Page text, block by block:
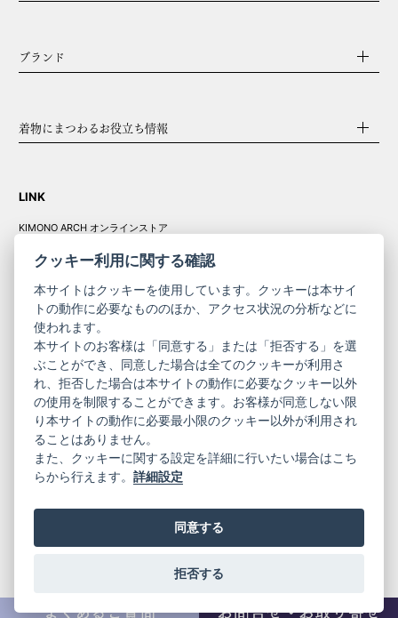
ブランド
着物にまつわるお役立ち情報
LINK
KIMONO ARCH オンラインストア
コーポレート
サイト
きものやまと振
袖
サイト
ニュースレター
ご利用案内
お問い合わせ
プライバシーポリシー
特定商取引法に基づく表記
ご利用規約
© 2019 YAMATO CO, LTD.
クッキー利用に関する確認
本サイトはクッキーを使用しています。クッキーは本サイ
トの動作に必要なもののほか、アクセス状況の分析などに
使われます。
本サイトのお客様は「同意する」または「拒否する」を選
ぶことができ、同意した場合は全てのクッキーが利用さ
れ、拒否した場合は本サイトの動作に必要なクッキー以外
の使用を制限することができます。お客様が同意しない限
り本サイトの動作に必要最小限のクッキー以外が利用され
ることはありません。
また、クッキーに関する設定を詳細に行いたい場合はこち
らから行えます。詳細設定
同意する
拒否する